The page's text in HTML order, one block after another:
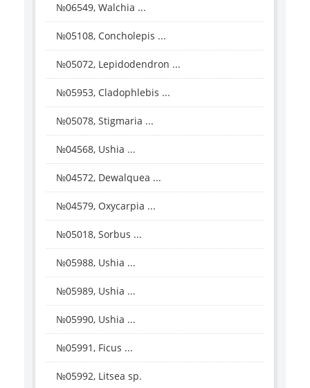
№06549, Walchia ...
№05108, Concholepis ...
№05072, Lepidodendron ...
№05953, Cladophlebis ...
№05078, Stigmaria ...
№04568, Ushia ...
№04572, Dewalquea ...
№04579, Oxycarpia ...
№05018, Sorbus ...
№05988, Ushia ...
№05989, Ushia ...
№05990, Ushia ...
№05991, Ficus ...
№05992, Litsea sp.